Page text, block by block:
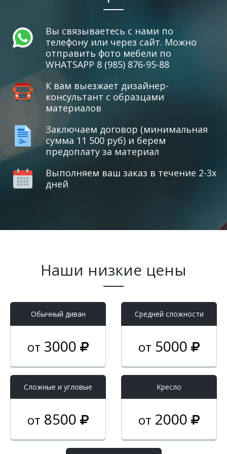
Вы связываетесь с нами по
телефону или через сайт. Можно
отправить фото мебели по
WHATSAPP 8 (985) 876-95-88
К вам выезжает дизайнер-
консультант с образцами
материалов
Заключаем договор (минимальная
сумма 11 500 руб) и берем
предоплату за материал
Выполняем ваш заказ в течение 2-3х
дней
Наши низкие цены
Обычный диван
от 3000
Средней сложности
от 5000
Cложные и угловые
от 8500
Кресло
от 2000